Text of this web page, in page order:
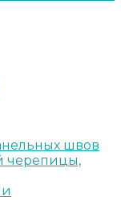
швов
черепицы,